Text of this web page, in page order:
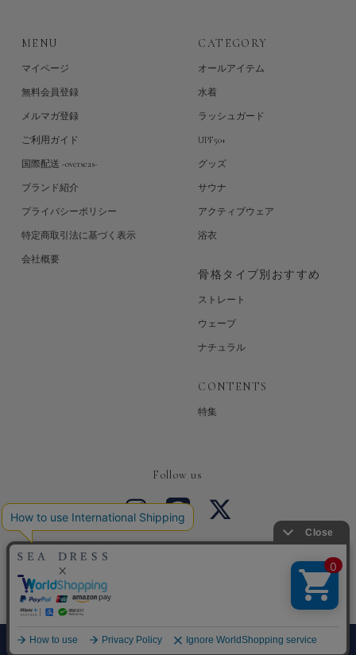
メニュー
MENU
マイページ
無料会員登録
メルマガ登録
ご利用ガイド
国際配送 -overseas-
ブランド紹介
プライバシーポリシー
特定商取引法に基づく表示
会社概要
CATEGORY
オールアイテム
水着
ラッシュガード
UPF50+
グッズ
サウナ
アクティブウェア
浴衣
骨格タイプ別おすすめ
ストレート
ウェーブ
ナチュラル
CONTENTS
特集
Follow us
Copyright © SEA DRESS All Rights Reserved.